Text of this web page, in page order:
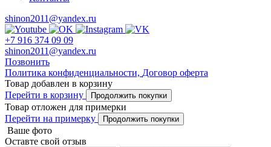
shinon2011@yandex.ru
+7 916 374 09 09
shinon2011@yandex.ru
Позвонить
Политика конфиденциальности, Договор оферта
Товар добавлен в корзину
Перейти в корзину
Продолжить покупки
Товар отложен для примерки
Перейти на примерку
Продолжить покупки
Ваше фото
Оставте свой отзыв